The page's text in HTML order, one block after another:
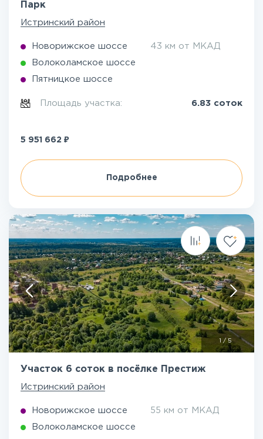
Парк
Истринский район
Новорижское шоссе 43 км от МКАД
Волоколамское шоссе
Пятницкое шоссе
Площадь участка: 6.83 соток
5 951 662 ₽
Подробнее
/ 5
Участок 6 соток в посёлке Престиж
Истринский район
Новорижское шоссе 55 км от МКАД
Волоколамское шоссе